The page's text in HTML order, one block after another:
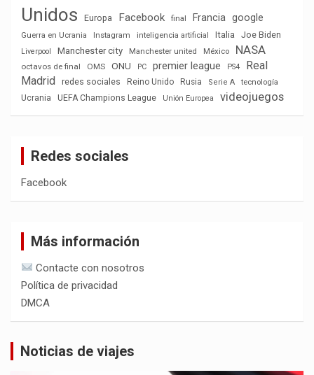
Unidos
Europa Facebook final Francia google
Guerra en Ucrania Instagram inteligencia artificial Italia Joe Biden
Liverpool Manchester city Manchester united México NASA
octavos de final OMS ONU PC premier league PS4
Real
Madrid
redes sociales Reino Unido Rusia Serie A
tecnología
Ucrania
UEFA Champions League Unión Europea videojuegos
Redes sociales
Facebook
Más información
Contacte con nosotros
Política de privacidad
DMCA
Noticias de viajes